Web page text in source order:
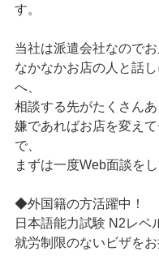
す。
当社は派遣会社なのでお
なかなかお店の人と話
へ、
相談する先がたくさん
嫌であればお店を変え
で、
まずは一度Web面談を
◆外国籍の方活躍中！
日本語能力試験 N2レベ
就労制限のないビザを